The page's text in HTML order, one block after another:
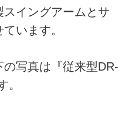
イングアームとサ
います。
写真は『従来型DR-
。